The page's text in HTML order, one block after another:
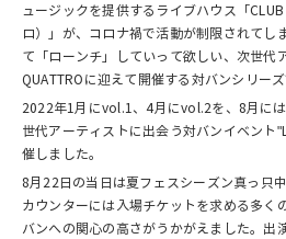
ュージックを提供するライブハウス「
ロ）」が、コロナ禍で活動が制限されてし
て「ローンチ」していって欲しい、次世代
QUATTROに迎えて開催する対バンシリーズ
2022年1月にvol.1、4月にvol.2を、8月に
世代アーティストに出会う対バンイベント
催しました。
8月22日の当日は夏フェスシーズン真っ只
カウンターには入場チケットを求める多く
バンへの関心の高さがうかがえました。出